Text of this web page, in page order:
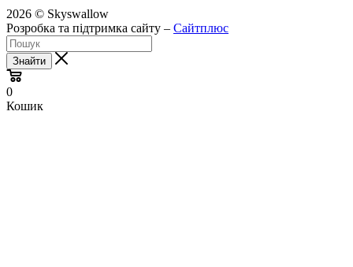
2026 © Skyswallow
Розробка та підтримка сайту – Сайтплюс
Знайти
0
Кошик